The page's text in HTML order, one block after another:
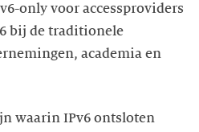
only voor accessproviders
bij de traditionele
academia en
waarin IPv6 ontsloten